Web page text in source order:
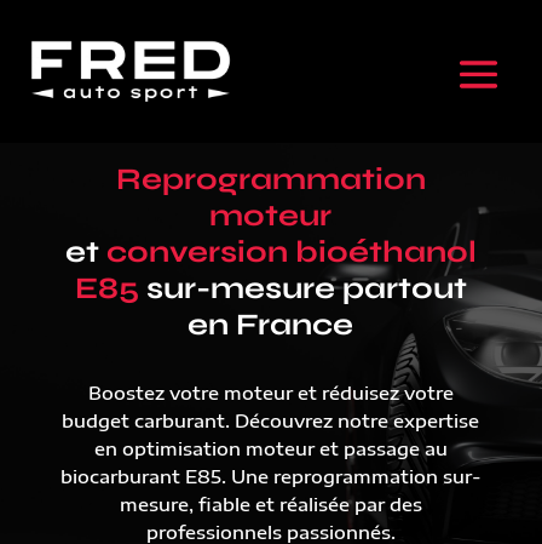
Reprogrammation
moteur
et conversion bioéthanol
E85 sur-mesure partout
en France
Boostez votre moteur et réduisez votre
budget carburant. Découvrez notre expertise
en optimisation moteur et passage au
biocarburant E85. Une reprogrammation sur-
mesure, fiable et réalisée par des
professionnels passionnés.